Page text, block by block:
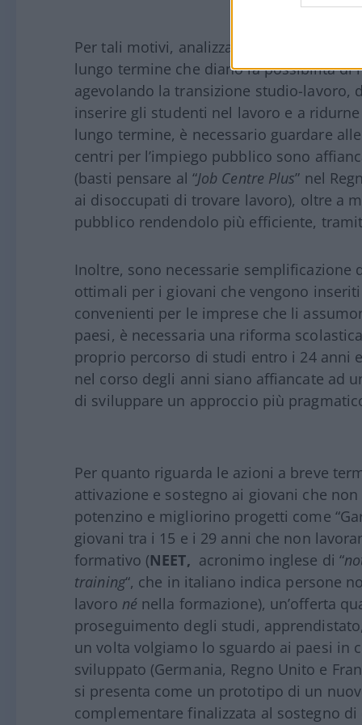
Per tali motivi, analizzando tutto quanto
lungo termine che diano la possibilità di
agevolando la transizione studio-lavoro,
inserire gli studenti nel lavoro e a
lungo termine, è necessario guardare
centri per l’impiego pubblico sono
(basti pensare al “Job Centre Plus” nel
ai disoccupati di trovare lavoro), oltre a
pubblico rendendolo più efficiente,
Inoltre, sono necessarie
ottimali per i giovani che vengono
convenienti per le imprese che li
paesi, è necessaria una riforma
proprio percorso di studi entro i 24 anni
nel corso degli anni siano affiancate ad
di sviluppare un approccio più
Per quanto riguarda le azioni a breve
attivazione e sostegno ai giovani che
potenzino e migliorino progetti come
giovani tra i 15 e i 29 anni che non
formativo (NEET, acronimo inglese di “
training“, che in italiano indica persone
lavoro né nella formazione), un’offerta
proseguimento degli studi,
un volta volgiamo lo sguardo ai paesi in
sviluppato (Germania, Regno Unito e
si presenta come un prototipo di un
complementare finalizzata al sostegno